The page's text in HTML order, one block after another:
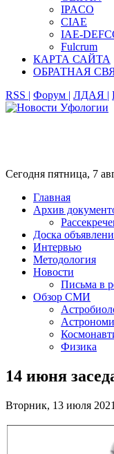
IPACO
CIAE
IAE-
Fulcrum
КАРТА САЙТА
ОБРАТНАЯ
RSS | Форум | ЛДАЯ |
Сегодня пятница, 7
Главная
Архив
Доска
Интервью
Методология
Новости
Письма в
Обзор СМИ
Физика
14 июня
Вторник, 13 июля